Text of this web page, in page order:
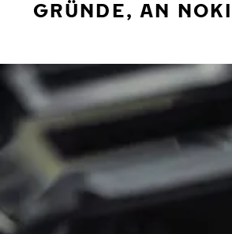
GRÜNDE, AN